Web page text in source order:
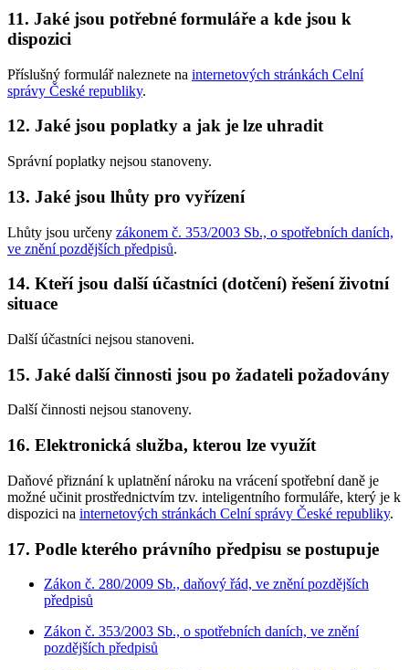
11. Jaké jsou potřebné formuláře a kde jsou k
dispozici
Příslušný formulář naleznete na internetových stránkách Celní
správy České republiky.
12. Jaké jsou poplatky a jak je lze uhradit
Správní poplatky nejsou stanoveny.
13. Jaké jsou lhůty pro vyřízení
Lhůty jsou určeny zákonem č. 353/2003 Sb., o spotřebních daních,
ve znění pozdějších předpisů.
14. Kteří jsou další účastníci (dotčení) řešení životní
situace
Další účastníci nejsou stanoveni.
15. Jaké další činnosti jsou po žadateli požadovány
Další činnosti nejsou stanoveny.
16. Elektronická služba, kterou lze využít
Daňové přiznání k uplatnění nároku na vrácení spotřební daně je
možné učinit prostřednictvím tzv. inteligentního formuláře, který je k
dispozici na internetových stránkách Celní správy České republiky.
17. Podle kterého právního předpisu se postupuje
Zákon č. 280/2009 Sb., daňový řád, ve znění pozdějších
předpisů
Zákon č. 353/2003 Sb., o spotřebních daních, ve znění
pozdějších předpisů